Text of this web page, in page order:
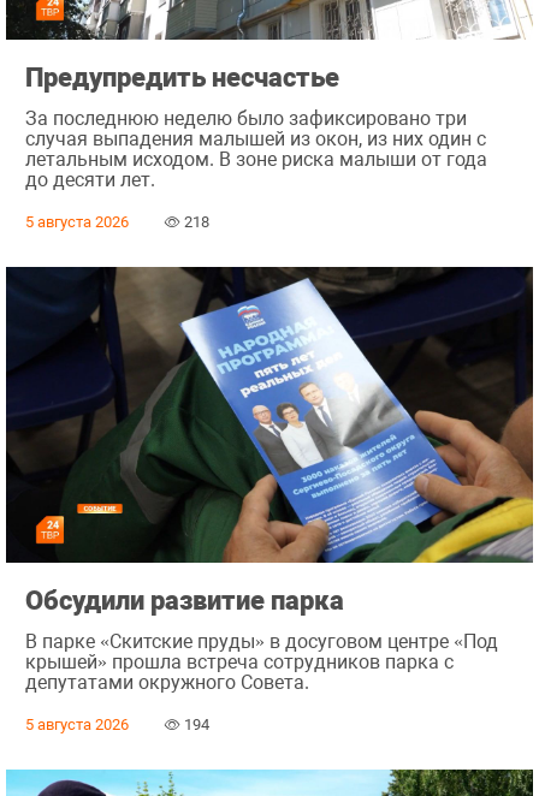
Предупредить несчастье
За последнюю неделю было зафиксировано три
случая выпадения малышей из окон, из них один с
летальным исходом. В зоне риска малыши от года
до десяти лет.
5 августа 2026 218
Обсудили развитие парка
В парке «Скитские пруды» в досуговом центре «Под
крышей» прошла встреча сотрудников парка с
депутатами окружного Совета.
5 августа 2026 194